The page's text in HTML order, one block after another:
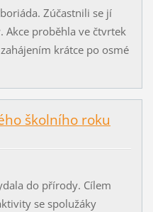
Zúčastnili se jí
Akce proběhla ve čtvrtek
krátce po osmé
školního roku
do přírody. Cílem
se spolužáky